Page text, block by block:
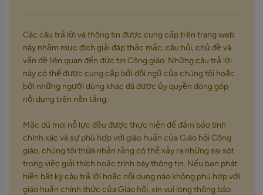
Các câu trả lời và thông tin được cung cấp trên trang web
này nhằm mục đích giải đáp thắc mắc, câu hỏi, chủ đề và
vấn đề liên quan đến đức tin Công giáo. Những câu trả lời
này có thể được cung cấp bởi đội ngũ của chúng tôi hoặc
bởi những người dùng khác đã được ủy quyền đóng góp
nội dung trên nền tảng.
Mặc dù mọi nỗ lực đều được thực hiện để đảm bảo tính
chính xác và sự phù hợp với giáo huấn của Giáo hội Công
giáo, chúng tôi thừa nhận rằng có thể xảy ra những sai sót
trong việc giải thích hoặc trình bày thông tin. Nếu bạn phát
hiện bất kỳ câu trả lời hoặc nội dung nào không phù hợp với
giáo huấn chính thức của Giáo hội, xin vui lòng thông báo